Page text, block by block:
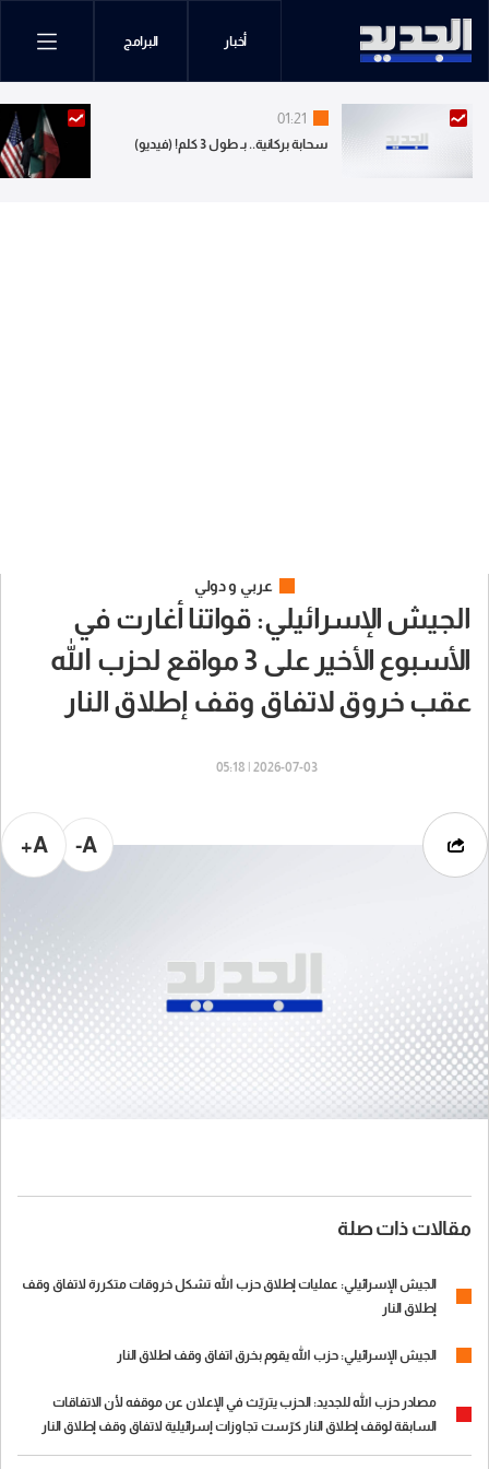
أخبار البرامج
01:21
سحابة بركانية.. بـ طول 3 كلم! (فيديو)
عربي و دولي
الجيش الإسرائيلي: قواتنا أغارت في
الأسبوع الأخير على 3 مواقع لحزب الله
عقب خروق لاتفاق وقف إطلاق النار
2026-07-03 | 05:18
A-
A+
مقالات ذات صلة
الجيش الإسرائيلي: عمليات إطلاق حزب الله تشكل خروقات متكررة لاتفاق وقف
إطلاق النار
الجيش الإسرائيلي: حزب الله يقوم بخرق اتفاق وقف اطلاق النار
مصادر حزب الله للجديد: الحزب يتريّث في الإعلان عن موقفه لأن الاتفاقات
السابقة لوقف إطلاق النار كرّست تجاوزات إسرائيلية لاتفاق وقف إطلاق النار